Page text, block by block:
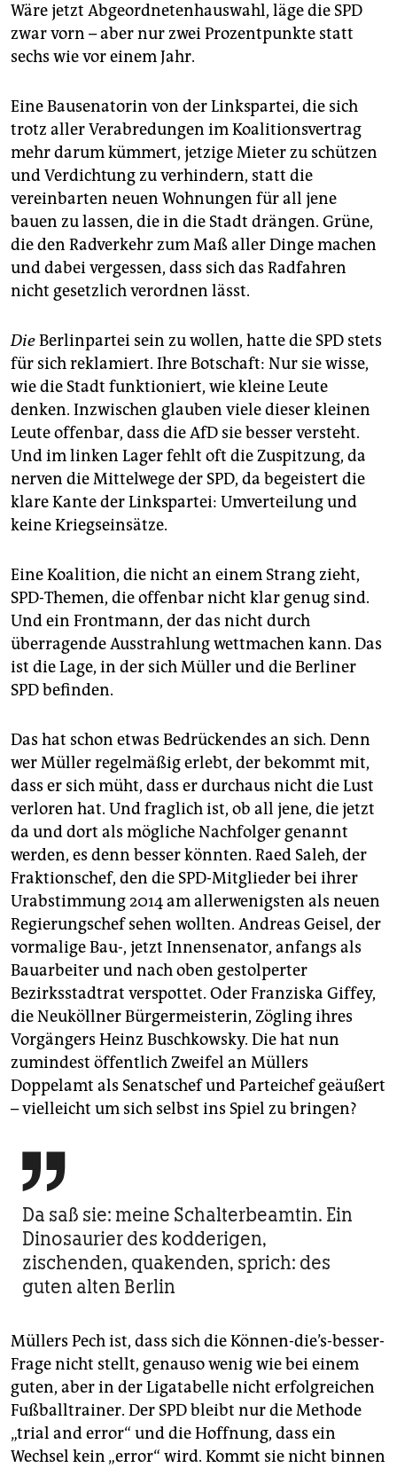
Wäre jetzt Abgeordnetenhauswahl, läge die SPD
zwar vorn – aber nur zwei Prozentpunkte statt
sechs wie vor einem Jahr.
Eine Bausenatorin von der Linkspartei, die sich
trotz aller Verabredungen im Koalitionsvertrag
mehr darum kümmert, jetzige Mieter zu schützen
und Verdichtung zu verhindern, statt die
vereinbarten neuen Wohnungen für all jene
bauen zu lassen, die in die Stadt drängen. Grüne,
die den Radverkehr zum Maß aller Dinge machen
und dabei vergessen, dass sich das Radfahren
nicht gesetzlich verordnen lässt.
DieBerlinpartei sein zu wollen, hatte die SPD stets
für sich reklamiert. Ihre Botschaft: Nur sie wisse,
wie die Stadt funktioniert, wie kleine Leute
denken. Inzwischen glauben viele dieser kleinen
Leute offenbar, dass die AfD sie besser versteht.
Und im linken Lager fehlt oft die Zuspitzung, da
nerven die Mittelwege der SPD, da begeistert die
klare Kante der Linkspartei: Umverteilung und
keine Kriegseinsätze.
Eine Koalition, die nicht an einem Strang zieht,
SPD-Themen, die offenbar nicht klar genug sind.
Und ein Frontmann, der das nicht durch
überragende Ausstrahlung wettmachen kann. Das
ist die Lage, in der sich Müller und die Berliner
SPD befinden.
Das hat schon etwas Bedrückendes an sich. Denn
wer Müller regelmäßig erlebt, der bekommt mit,
dass er sich müht, dass er durchaus nicht die Lust
verloren hat. Und fraglich ist, ob all jene, die jetzt
da und dort als mögliche Nachfolger genannt
werden, es denn besser könnten. Raed Saleh, der
Fraktionschef, den die SPD-Mitglieder bei ihrer
Urabstimmung 2014 am allerwenigsten als neuen
Regierungschef sehen wollten. Andreas Geisel, der
vormalige Bau-, jetzt Innensenator, anfangs als
Bauarbeiter und nach oben gestolperter
Bezirksstadtrat verspottet. Oder Franziska Giffey,
die Neuköllner Bürgermeisterin, Zögling ihres
Vorgängers Heinz Buschkowsky. Die hat nun
zumindest öffentlich Zweifel an Müllers
Doppelamt als Senatschef und Parteichef geäußert
– vielleicht um sich selbst ins Spiel zu bringen?

Da saß sie: meine Schalterbeamtin. Ein
Dinosaurier des kodderigen,
zischenden, quakenden, sprich: des
guten alten Berlin
Müllers Pech ist, dass sich die Können-die’s-besser-
Frage nicht stellt, genauso wenig wie bei einem
guten, aber in der Ligatabelle nicht erfolgreichen
Fußballtrainer. Der SPD bleibt nur die Methode
„trial and error“ und die Hoffnung, dass ein
Wechsel kein „error“ wird. Kommt sie nicht binnen